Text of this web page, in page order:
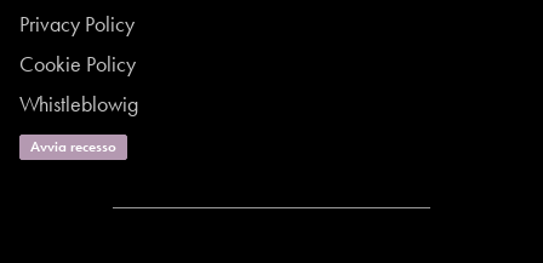
Privacy Policy
Cookie Policy
Whistleblowig
Avvia recesso